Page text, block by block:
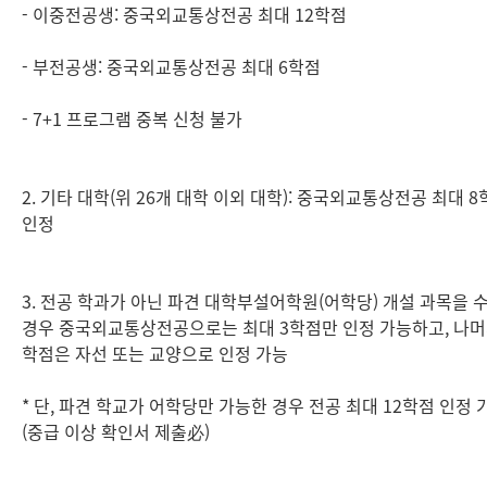
- 이중전공생: 중국외교통상전공 최대 12학점
- 부전공생: 중국외교통상전공 최대 6학점
- 7+1 프로그램 중복 신청 불가
2. 기타 대학(위 26개 대학 이외 대학): 중국외교통상전공 최대 8
인정
3. 전공 학과가 아닌 파견 대학부설어학원(어학당) 개설 과목을
경우 중국외교통상전공으로는 최대 3학점만 인정 가능하고, 나
학점은 자선 또는 교양으로 인정 가능
* 단, 파견 학교가 어학당만 가능한 경우 전공 최대 12학점 인정
(중급 이상 확인서 제출必)